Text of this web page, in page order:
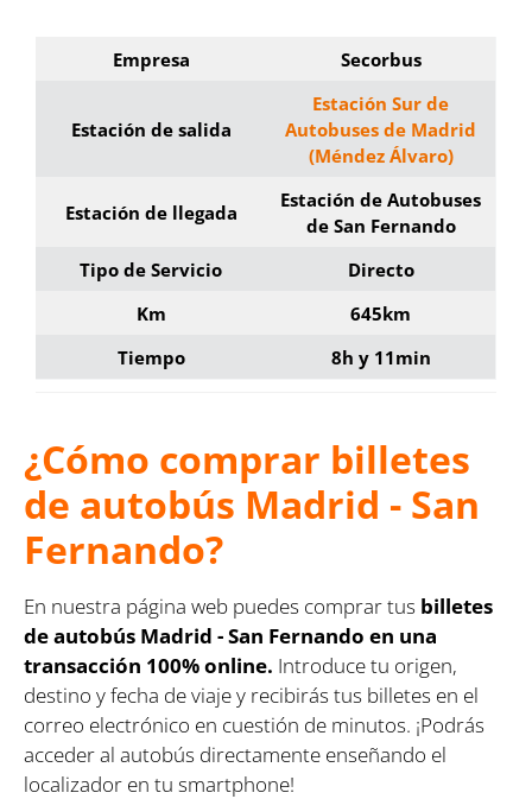
Empresa Secorbus
Estación de salida
Estación Sur de
Autobuses de Madrid
(Méndez Álvaro)
Estación de llegada
Estación de Autobuses
de San Fernando
Tipo de Servicio
Directo
Km
645km
Tiempo
8h y 11min
¿Cómo comprar billetes
de autobús Madrid - San
Fernando?
En nuestra página web puedes comprar tus billetes
de autobús Madrid - San Fernando en una
transacción 100% online. Introduce tu origen,
destino y fecha de viaje y recibirás tus billetes en el
correo electrónico en cuestión de minutos. ¡Podrás
acceder al autobús directamente enseñando el
localizador en tu smartphone!